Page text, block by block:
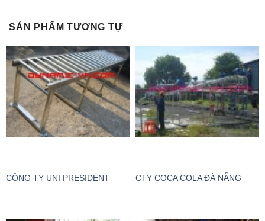
SẢN PHẨM TƯƠNG TỰ
CÔNG TY UNI PRESIDENT CTY COCA COLA ĐÀ NẴNG